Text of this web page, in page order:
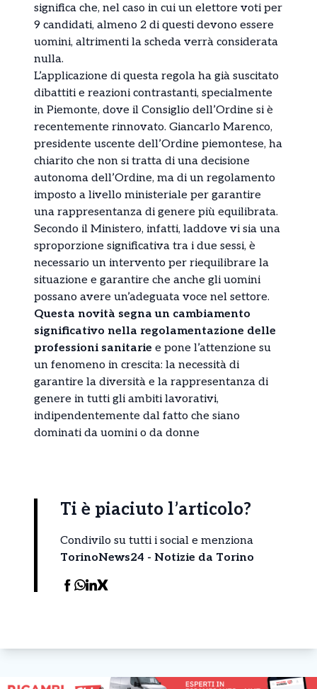
significa che, nel caso in cui un elettore voti per
9 candidati, almeno 2 di questi devono essere
uomini, altrimenti la scheda verrà considerata
nulla.
L’applicazione di questa regola ha già suscitato
dibattiti e reazioni contrastanti, specialmente
in Piemonte, dove il Consiglio dell’Ordine si è
recentemente rinnovato. Giancarlo Marenco,
presidente uscente dell’Ordine piemontese, ha
chiarito che non si tratta di una decisione
autonoma dell’Ordine, ma di un regolamento
imposto a livello ministeriale per garantire
una rappresentanza di genere più equilibrata.
Secondo il Ministero, infatti, laddove vi sia una
sproporzione significativa tra i due sessi, è
necessario un intervento per riequilibrare la
situazione e garantire che anche gli uomini
possano avere un’adeguata voce nel settore.
Questa novità segna un cambiamento
significativo nella regolamentazione delle
professioni sanitarie e pone l’attenzione su
un fenomeno in crescita: la necessità di
garantire la diversità e la rappresentanza di
genere in tutti gli ambiti lavorativi,
indipendentemente dal fatto che siano
dominati da uomini o da donne
Ti è piaciuto l’articolo?
Condivilo su tutti i social e menziona
TorinoNews24 - Notizie da Torino